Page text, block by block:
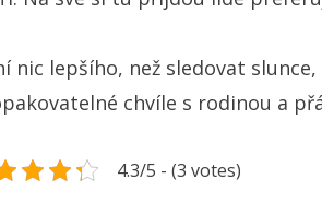
nic lepšího, než sledovat
chvíle s rodinou a
4.3/5 - (3 votes)